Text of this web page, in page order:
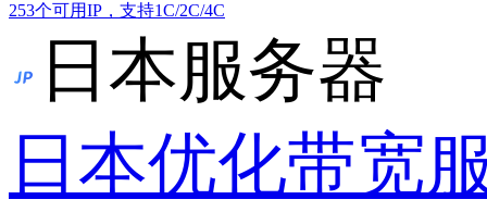
253个可用IP，支持1C/2C/4C
日本服务器
日本优化带宽